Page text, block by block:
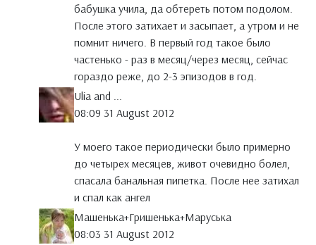
бабушка учила, да обтереть потом подолом.
После этого затихает и засыпает, а утром и не
помнит ничего. В первый год такое было
частенько - раз в месяц/через месяц, сейчас
гораздо реже, до 2-3 эпизодов в год.
Ulia and ...
08:09 31 August 2012
У моего такое периодически было примерно
до четырех месяцев, живот очевидно болел,
спасала банальная пипетка. После нее затихал
и спал как ангел
Машенька+Гришенька+Маруська
08:03 31 August 2012